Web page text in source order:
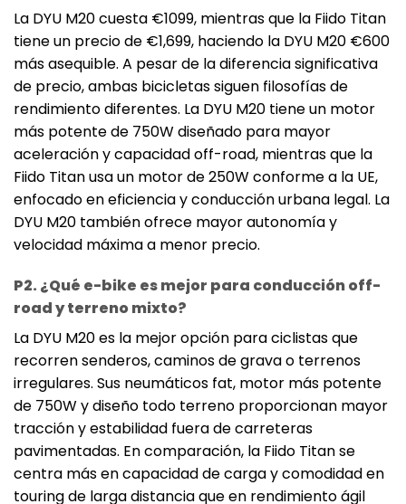
La DYU M20 cuesta €1099, mientras que la Fiido Titan
tiene un precio de €1,699, haciendo la DYU M20 €600
más asequible. A pesar de la diferencia significativa
de precio, ambas bicicletas siguen filosofías de
rendimiento diferentes. La DYU M20 tiene un motor
más potente de 750W diseñado para mayor
aceleración y capacidad off-road, mientras que la
Fiido Titan usa un motor de 250W conforme a la UE,
enfocado en eficiencia y conducción urbana legal. La
DYU M20 también ofrece mayor autonomía y
velocidad máxima a menor precio.
P2. ¿Qué e-bike es mejor para conducción off-
road y terreno mixto?
La DYU M20 es la mejor opción para ciclistas que
recorren senderos, caminos de grava o terrenos
irregulares. Sus neumáticos fat, motor más potente
de 750W y diseño todo terreno proporcionan mayor
tracción y estabilidad fuera de carreteras
pavimentadas. En comparación, la Fiido Titan se
centra más en capacidad de carga y comodidad en
touring de larga distancia que en rendimiento ágil